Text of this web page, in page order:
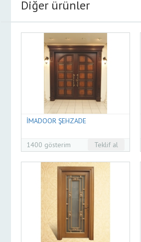
Diğer ürünler
İMADOOR ŞEHZADE
1400 gösterim Teklif al